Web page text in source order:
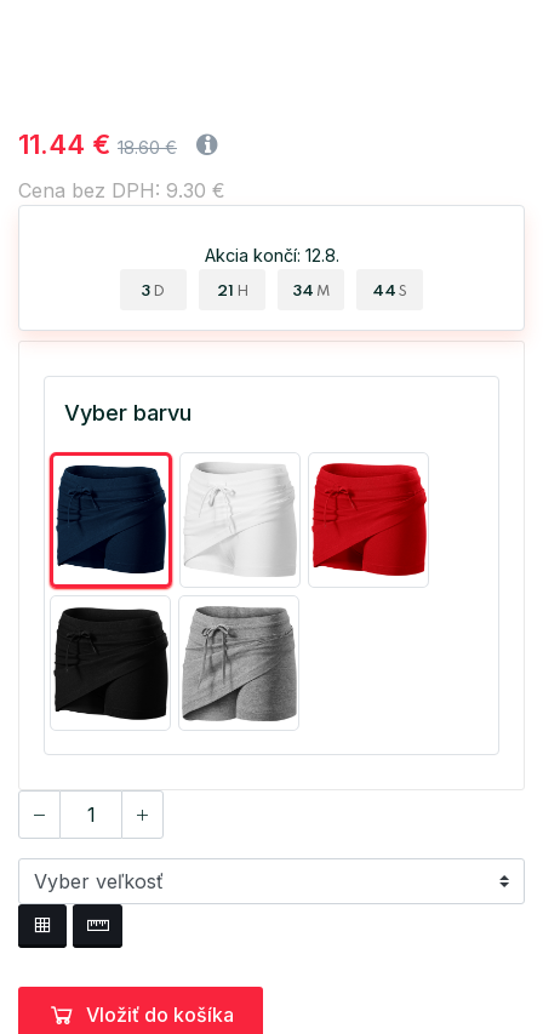
11.44 € 18.60 €
Cena bez DPH: 9.30 €
Akcia končí: 12.8.
3 D 21 H 34 M 44 S
Vyber barvu
Vložiť do košíka